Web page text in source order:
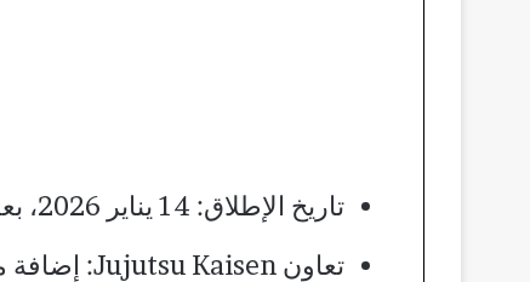
تاريخ الإطلاق: 14 يناير 2026، بعد خادم الاختبار المتقدم (Advance Server) الذي يختبر الإصدار v 68.5.20.​
تعاون Jujutsu Kaisen: إضافة مكافآت حصرية، أوضاع لعب محدودة، ومهام خاصة.​